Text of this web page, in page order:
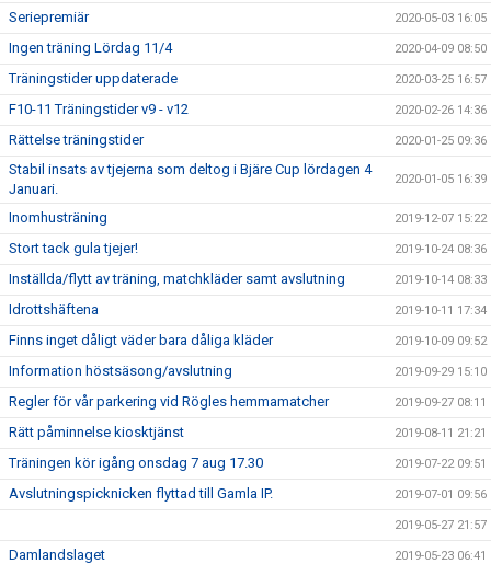
Seriepremiär 2020-05-03 16:05
Ingen träning Lördag 11/4 2020-04-09 08:50
Träningstider uppdaterade 2020-03-25 16:57
F10-11 Träningstider v9 - v12 2020-02-26 14:36
Rättelse träningstider 2020-01-25 09:36
Stabil insats av tjejerna som deltog i Bjäre Cup lördagen 4
Januari.
2020-01-05 16:39
Inomhusträning 2019-12-07 15:22
Stort tack gula tjejer! 2019-10-24 08:36
Inställda/flytt av träning, matchkläder samt avslutning 2019-10-14 08:33
Idrottshäftena 2019-10-11 17:34
Finns inget dåligt väder bara dåliga kläder 2019-10-09 09:52
Information höstsäsong/avslutning 2019-09-29 15:10
Regler för vår parkering vid Rögles hemmamatcher 2019-09-27 08:11
Rätt påminnelse kiosktjänst 2019-08-11 21:21
Träningen kör igång onsdag 7 aug 17.30 2019-07-22 09:51
Avslutningspicknicken flyttad till Gamla IP. 2019-07-01 09:56
2019-05-27 21:57
Damlandslaget 2019-05-23 06:41